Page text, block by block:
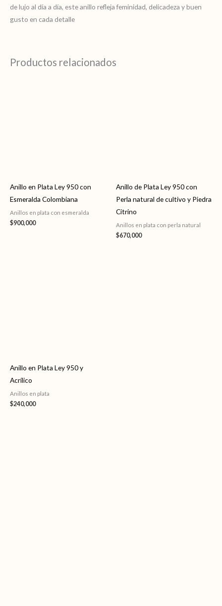
de lujo al día a día, este anillo refleja feminidad, delicadeza y buen
gusto en cada detalle
Productos relacionados
Anillo en Plata Ley 950 con
Esmeralda Colombiana
Anillos en plata con esmeralda
$900,000
Anillo de Plata Ley 950 con
Perla natural de cultivo y Piedra
Citrino
Anillos en plata con perla natural
$670,000
Anillo en Plata Ley 950 y
Acrílico
Anillos en plata
$240,000